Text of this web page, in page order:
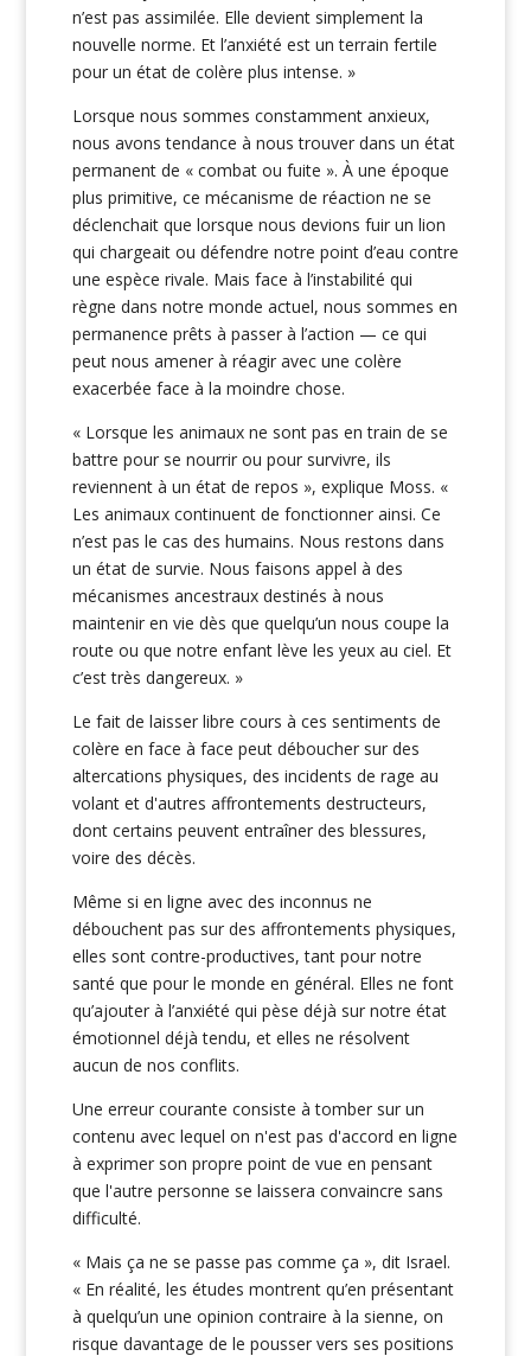
n’est pas assimilée. Elle devient simplement la
nouvelle norme. Et l’anxiété est un terrain fertile
pour un état de colère plus intense. »
Lorsque nous sommes constamment anxieux,
nous avons tendance à nous trouver dans un état
permanent de « combat ou fuite ». À une époque
plus primitive, ce mécanisme de réaction ne se
déclenchait que lorsque nous devions fuir un lion
qui chargeait ou défendre notre point d’eau contre
une espèce rivale. Mais face à l’instabilité qui
règne dans notre monde actuel, nous sommes en
permanence prêts à passer à l’action — ce qui
peut nous amener à réagir avec une colère
exacerbée face à la moindre chose.
« Lorsque les animaux ne sont pas en train de se
battre pour se nourrir ou pour survivre, ils
reviennent à un état de repos », explique Moss. «
Les animaux continuent de fonctionner ainsi. Ce
n’est pas le cas des humains. Nous restons dans
un état de survie. Nous faisons appel à des
mécanismes ancestraux destinés à nous
maintenir en vie dès que quelqu’un nous coupe la
route ou que notre enfant lève les yeux au ciel. Et
c’est très dangereux. »
Le fait de laisser libre cours à ces sentiments de
colère en face à face peut déboucher sur des
altercations physiques, des incidents de rage au
volant et d'autres affrontements destructeurs,
dont certains peuvent entraîner des blessures,
voire des décès.
Même si en ligne avec des inconnus ne
débouchent pas sur des affrontements physiques,
elles sont contre-productives, tant pour notre
santé que pour le monde en général. Elles ne font
qu’ajouter à l’anxiété qui pèse déjà sur notre état
émotionnel déjà tendu, et elles ne résolvent
aucun de nos conflits.
Une erreur courante consiste à tomber sur un
contenu avec lequel on n'est pas d'accord en ligne
à exprimer son propre point de vue en pensant
que l'autre personne se laissera convaincre sans
difficulté.
« Mais ça ne se passe pas comme ça », dit Israel.
« En réalité, les études montrent qu’en présentant
à quelqu’un une opinion contraire à la sienne, on
risque davantage de le pousser vers ses positions